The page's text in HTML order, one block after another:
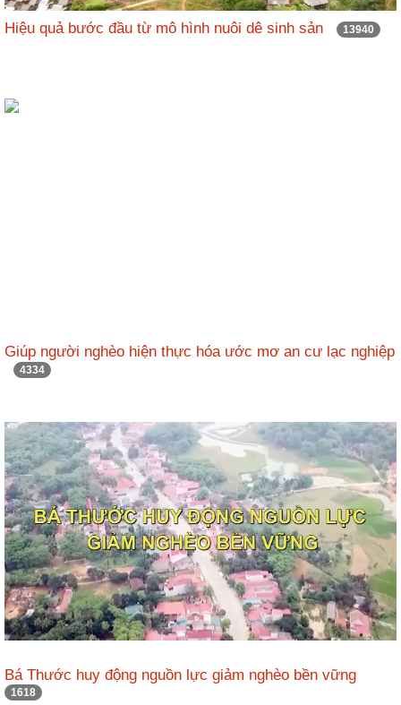
Hiệu quả bước đầu từ mô hình nuôi dê sinh sản 13940
Giúp người nghèo hiện thực hóa ước mơ an cư lạc nghiệp
4334
Bá Thước huy động nguồn lực giảm nghèo bền vững
1618